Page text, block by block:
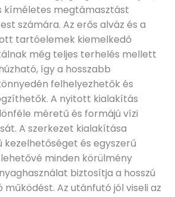
kíméletes megtámasztást
számára. Az erős alváz és a
tartóelemek kiemelkedő
még teljes terhelés mellett
így a hosszabb
felhelyezhetők és
A nyitott kialakítás
méretű és formájú vízi
A szerkezet kialakítása
kezelhetőséget és egyszerű
minden körülmény
biztosítja a hosszú
Az utánfutó jól viseli az